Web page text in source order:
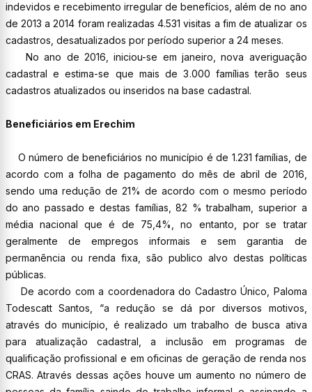
indevidos e recebimento irregular de benefícios, além de no ano
de 2013 a 2014 foram realizadas 4.531 visitas a fim de atualizar os
cadastros, desatualizados por período superior a 24 meses.
No ano de 2016, iniciou-se em janeiro, nova averiguação
cadastral e estima-se que mais de 3.000 famílias terão seus
cadastros atualizados ou inseridos na base cadastral.
Beneficiários em Erechim
O número de beneficiários no município é de 1.231 famílias, de
acordo com a folha de pagamento do mês de abril de 2016,
sendo uma redução de 21% de acordo com o mesmo período
do ano passado e destas famílias, 82 % trabalham, superior a
média nacional que é de 75,4%, no entanto, por se tratar
geralmente de empregos informais e sem garantia de
permanência ou renda fixa, são publico alvo destas políticas
públicas.
De acordo com a coordenadora do Cadastro Único, Paloma
Todescatt Santos, “a redução se dá por diversos motivos,
através do município, é realizado um trabalho de busca ativa
para atualização cadastral, a inclusão em programas de
qualificação profissional e em oficinas de geração de renda nos
CRAS. Através dessas ações houve um aumento no número de